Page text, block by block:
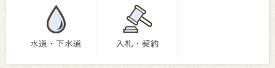
水道・下水道 入札・契約